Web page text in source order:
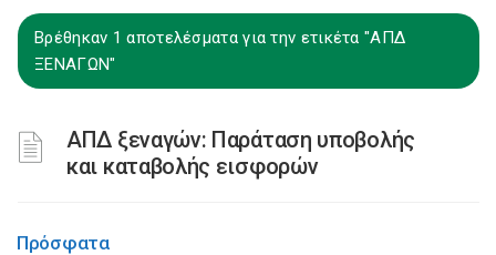
Βρέθηκαν 1 αποτελέσματα για την ετικέτα "ΑΠΔ
ΞΕΝΑΓΩΝ"
ΑΠΔ ξεναγών: Παράταση υποβολής
και καταβολής εισφορών
Πρόσφατα